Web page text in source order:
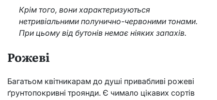
Крім того, вони характеризуються
нетривіальними полунично-червоними тонами.
При цьому від бутонів немає ніяких запахів.
Рожеві
Багатьом квітникарам до душі привабливі рожеві
ґрунтопокривні троянди. Є чимало цікавих сортів